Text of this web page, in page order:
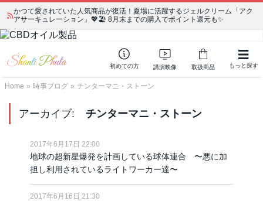
かつて愛されていた人気商品が復活！夏場に活躍するジェルクリーム「アク
アサーキュレーション」💖🏖️ 8月末までの購入でポイント還元も✨
初めての方 講演映像 取扱商品 もっと探す
Home » 時事ブログ » チンターマニ・ストーン
アーカイブ: チンターマニ・ストーン
2017年6月17日 22:00
地球の超新星爆発を計画している球体連合 〜悪に加
担し利用されているライトワーカー達〜
2017年6月16日 21:30